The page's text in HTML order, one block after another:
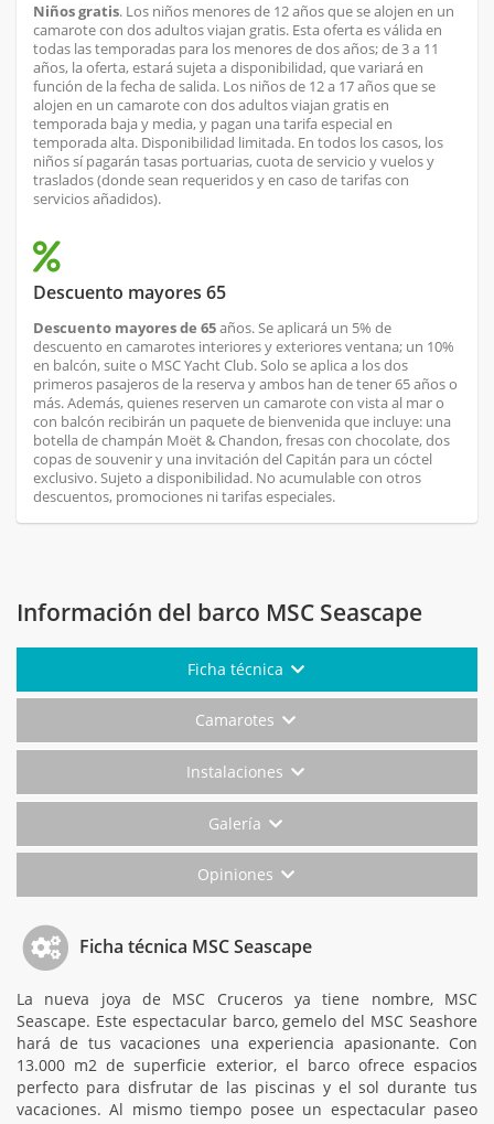
Niños gratis. Los niños menores de 12 años que se alojen en un
camarote con dos adultos viajan gratis. Esta oferta es válida en
todas las temporadas para los menores de dos años; de 3 a 11
años, la oferta, estará sujeta a disponibilidad, que variará en
función de la fecha de salida. Los niños de 12 a 17 años que se
alojen en un camarote con dos adultos viajan gratis en
temporada baja y media, y pagan una tarifa especial en
temporada alta. Disponibilidad limitada. En todos los casos, los
niños sí pagarán tasas portuarias, cuota de servicio y vuelos y
traslados (donde sean requeridos y en caso de tarifas con
servicios añadidos).
Descuento mayores 65
Descuento mayores de 65años. Se aplicará un 5% de
descuento en camarotes interiores y exteriores ventana; un 10%
en balcón, suite o MSC Yacht Club. Solo se aplica a los dos
primeros pasajeros de la reserva y ambos han de tener 65 años o
más. Además, quienes reserven un camarote con vista al mar o
con balcón recibirán un paquete de bienvenida que incluye: una
botella de champán Moët & Chandon, fresas con chocolate, dos
copas de souvenir y una invitación del Capitán para un cóctel
exclusivo. Sujeto a disponibilidad. No acumulable con otros
descuentos, promociones ni tarifas especiales.
Información del barco MSC Seascape
Ficha técnica
Camarotes
Instalaciones
Galería
Opiniones
Ficha técnica MSC Seascape
La nueva joya de MSC Cruceros ya tiene nombre, MSC
Seascape. Este espectacular barco, gemelo del MSC Seashore
hará de tus vacaciones una experiencia apasionante. Con
13.000 m2 de superficie exterior, el barco ofrece espacios
perfecto para disfrutar de las piscinas y el sol durante tus
vacaciones. Al mismo tiempo posee un espectacular paseo